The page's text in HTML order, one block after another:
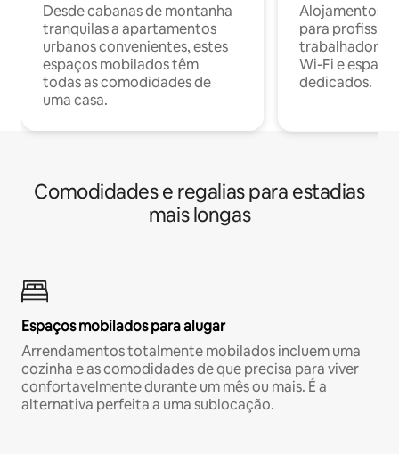
Desde cabanas de montanha
tranquilas a apartamentos
urbanos convenientes, estes
espaços mobilados têm
todas as comodidades de
uma casa.
Alojamentos
para
trabalhadores
Wi-Fi e
dedicados.
Comodidades e regalias para estadias
mais longas
Espaços mobilados para alugar
Arrendamentos totalmente mobilados incluem uma
cozinha e as comodidades de que precisa para viver
confortavelmente durante um mês ou mais. É a
alternativa perfeita a uma sublocação.